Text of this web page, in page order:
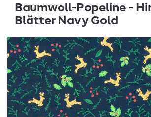
Baumwoll-Popeline -
Blätter Navy Gold